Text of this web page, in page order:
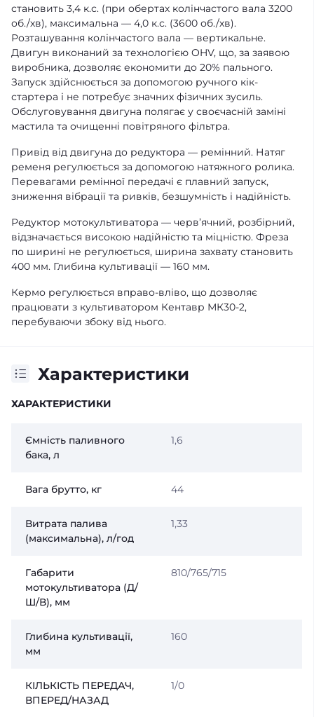
становить 3,4 к.с. (при обертах колінчастого вала 3200
об./хв), максимальна — 4,0 к.с. (3600 об./хв).
Розташування колінчастого вала — вертикальне.
Двигун виконаний за технологією OHV, що, за заявою
виробника, дозволяє економити до 20% пального.
Запуск здійснюється за допомогою ручного кік-
стартера і не потребує значних фізичних зусиль.
Обслуговування двигуна полягає у своєчасній заміні
мастила та очищенні повітряного фільтра.
Привід від двигуна до редуктора — ремінний. Натяг
ременя регулюється за допомогою натяжного ролика.
Перевагами ремінної передачі є плавний запуск,
зниження вібрації та ривків, безшумність і надійність.
Редуктор мотокультиватора — черв’ячний, розбірний,
відзначається високою надійністю та міцністю. Фреза
по ширині не регулюється, ширина захвату становить
400 мм. Глибина культивації — 160 мм.
Кермо регулюється вправо-вліво, що дозволяє
працювати з культиватором Кентавр МК30-2,
перебуваючи збоку від нього.
Характеристики
ХАРАКТЕРИСТИКИ
Ємність паливного
бака, л
1,6
Вага брутто, кг 44
Витрата палива
(максимальна), л/год
1,33
Габарити
мотокультиватора (Д/
Ш/В), мм
810/765/715
Глибина культивації,
мм
160
КІЛЬКІСТЬ ПЕРЕДАЧ,
ВПЕРЕД/НАЗАД
1/0